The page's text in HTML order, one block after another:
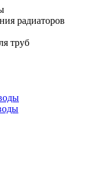
радиаторов
труб